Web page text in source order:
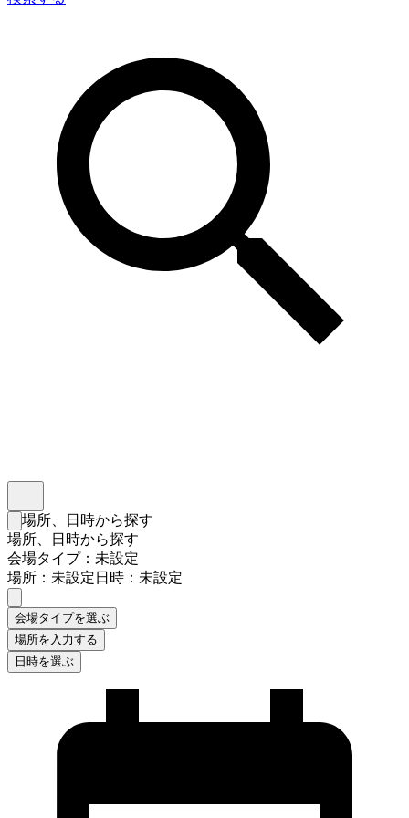
検索フォームを閉じる
場所、日時から探す
場所、日時から探す
会場タイプ：未設定
場所：未設定日時：未設定
会場タイプを選ぶ
場所を入力する
日時を選ぶ